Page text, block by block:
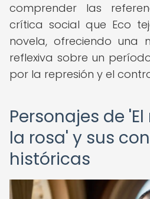
comprender las
crítica social que Eco
novela, ofreciendo una
reflexiva sobre un
por la represión y el
Personajes de
la rosa' y sus
históricas